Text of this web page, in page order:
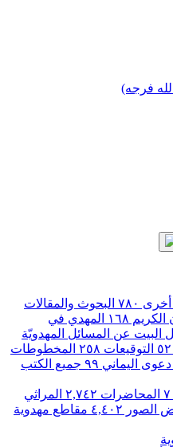
فرجه)
٧٨٠ البحوث والمقالات
الكريم ١٦٨
المهدي في
البيت عن المسائل المهدويّة
٥٢ التوقيعات ٢٥٨ المخطوطات
دعوى اليماني ٩٩ جميع الكتب
المحاضرات ٢,٧٤٢ المراثي
الصور ٤,٤٠٢ مقاطع مهدوية